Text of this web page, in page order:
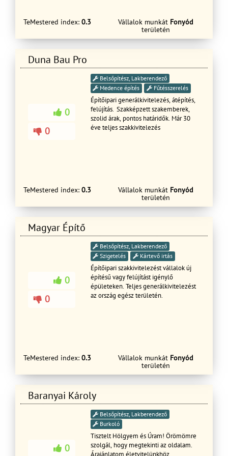
Garanciával rövid határidőn belül!
Ingyenes felmérés és árajánlat
készítése!
TeMestered index: 0.3 Vállalok munkát Fonyód
területén
Duna Bau Pro
0
0
Belsőpítész, Lakberendező
Medence építés
Fűtésszerelés
Építőipari generálkivitelezés, átépítés,
felújítás. Szakképzett szakemberek,
szolid árak, pontos határidők. Már 30
éve teljes szakkivitelezés
TeMestered index: 0.3 Vállalok munkát Fonyód
területén
Magyar Építő
0
0
Belsőpítész, Lakberendező
Szigetelés
Kártevő irtás
Építőipari szakkivitelezést vállalok új
építésű vagy felújítást igénylő
épületeken. Teljes generálkivitelezést
az ország egész területén.
TeMestered index: 0.3 Vállalok munkát Fonyód
területén
Baranyai Károly
0
Belsőpítész, Lakberendező
Burkoló
Tisztelt Hölgyem és Úram! Örömömre
szolgál, hogy megtekinti az oldalam.
Árajánlatom életvitelünkhöz